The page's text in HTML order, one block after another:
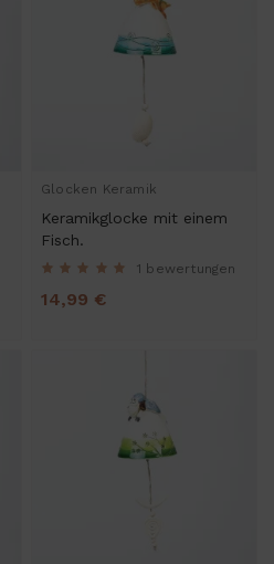
Glocken Keramik
Keramikglocke mit einem
Fisch.
1 bewertungen
14,99 €